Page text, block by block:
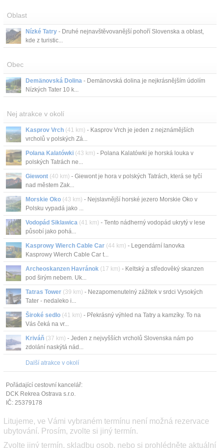
Oblast
Nízké Tatry - Druhé nejnavštěvovanější pohoří Slovenska a oblast,
kde z turistic...
Obec
Demänovská Dolina - Demänovská dolina je nejkrásnějším údolím
Nízkých Tater 10 k...
Nej atrakce v okolí
Kasprov Vrch (41 km) - Kasprov Vrch je jeden z nejznámějších
vrcholů v polských Zá...
Polana Kalatówki (43 km) - Polana Kalatówki je horská louka v
polských Tatrách ne...
Giewont (40 km) - Giewont je hora v polských Tatrách, která se tyčí
nad městem Zak...
Morskie Oko (43 km) - Nejslavnější horské jezero Morskie Oko v
Polsku vypadá jako ...
Vodopád Siklawica (41 km) - Tento nádherný vodopád ukrytý v lese
působí jako pohá...
Kasprowy Wierch Cable Car (44 km) - Legendární lanovka
Kasprowy Wierch Cable Car t...
Archeoskanzen Havránok (17 km) - Keltský a středověký skanzen
pod širým nebem. Uk...
Tatras Tower (39 km) - Nezapomenutelný zážitek v srdci Vysokých
Tater - nedaleko i...
Široké sedlo (41 km) - Překrásný výhled na Tatry a kamzíky. To na
Vás čeká na vr...
Kriváň (37 km) - Jeden z nejvyšších vrcholů Slovenska nám po
zdolání naskýtá nád...
Další atrakce v okolí
Pořádající cestovní kancelář:
DCK Rekrea Ostrava s.r.o.
IČ: 25379178
Litujeme, ve Vámi vybraném termínu není možná rezervace
ubytování. Prosím, zvolte si jiný termín.
Zvolte jiný termín, skladbu osob, nebo si prohlédněte aktuální